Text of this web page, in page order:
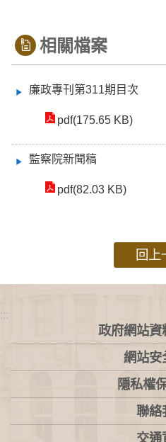
相關檔案
廉政專刊第311期目次
pdf(175.65 KB)
監察院新聞稿
pdf(82.03 KB)
回上
:::
政府網站資
網站安
隱私權
聯絡
交通